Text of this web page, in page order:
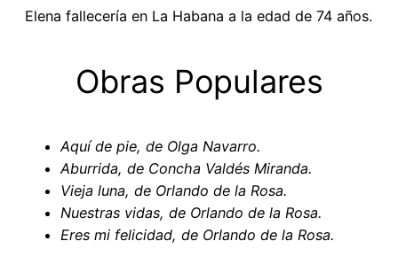
Elena fallecería en La Habana a la edad de 74 años.
Obras Populares
Aquí de pie, de Olga Navarro.
Aburrida, de Concha Valdés Miranda.
Vieja luna, de Orlando de la Rosa.
Nuestras vidas, de Orlando de la Rosa.
Eres mi felicidad, de Orlando de la Rosa.